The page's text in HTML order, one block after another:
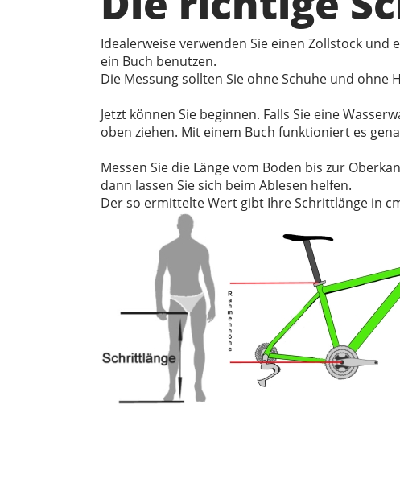
Idealerweise verwenden Sie einen Zollstock und
ein Buch benutzen.
Die Messung sollten Sie ohne Schuhe und
Jetzt können Sie beginnen. Falls Sie eine
oben ziehen. Mit einem Buch funktioniert es
Messen Sie die Länge vom Boden bis zur
dann lassen Sie sich beim Ablesen helfen.
Der so ermittelte Wert gibt Ihre Schrittlänge in